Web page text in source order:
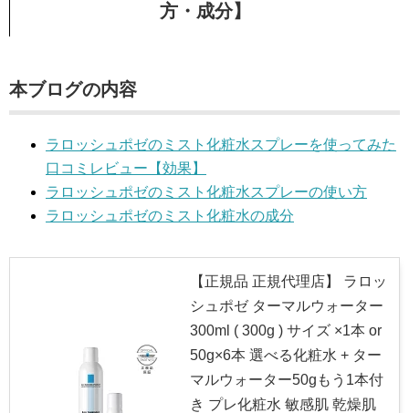
方・成分】
本ブログの内容
ラロッシュポゼのミスト化粧水スプレーを使ってみた
口コミレビュー【効果】
ラロッシュポゼのミスト化粧水スプレーの使い方
ラロッシュポゼのミスト化粧水の成分
【正規品 正規代理店】 ラロッ
シュポゼ ターマルウォーター
300ml ( 300g ) サイズ ×1本 or
50g×6本 選べる化粧水 + ター
マルウォーター50gもう1本付
き プレ化粧水 敏感肌 乾燥肌